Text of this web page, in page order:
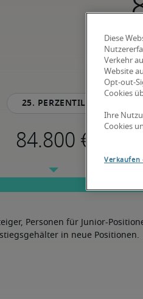
25. Perzentil
Personen für Junior-
in neue Positionen.
Diese
Verkehr
Website
Opt-out-
Cookies
Ihre
Cookies
Verkaufen